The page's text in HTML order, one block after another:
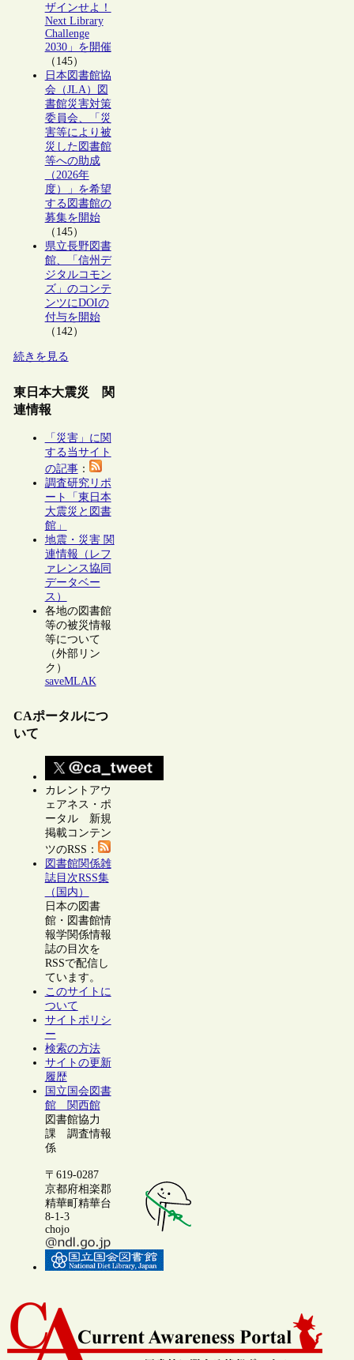
ザインせよ！
Next Library
Challenge
2030」を開催
（145）
日本図書館協
会（JLA）図
書館災害対策
委員会、「災
害等により被
災した図書館
等への助成
（2026年
度）」を希望
する図書館の
募集を開始
（145）
県立長野図書
館、「信州デ
ジタルコモン
ズ」のコンテ
ンツにDOIの
付与を開始
（142）
続きを見る
東日本大震災 関
連情報
「災害」に関
する当サイト
の記事：
調査研究リポ
ート「東日本
大震災と図書
館」
地震・災害 関
連情報（レフ
ァレンス協同
データベー
ス）
各地の図書館
等の被災情報
等について
（外部リン
ク）
saveMLAK
CAポータルにつ
いて
カレントアウ
ェアネス・ポ
ータル 新規
掲載コンテン
ツのRSS：
図書館関係雑
誌目次RSS集
（国内）
日本の図書
館・図書館情
報学関係情報
誌の目次を
RSSで配信し
ています。
このサイトに
ついて
サイトポリシ
ー
検索の方法
サイトの更新
履歴
国立国会図書
館 関西館
図書館協力
課 調査情報
係
〒619-0287
京都府相楽郡
精華町精華台
8-1-3
chojo